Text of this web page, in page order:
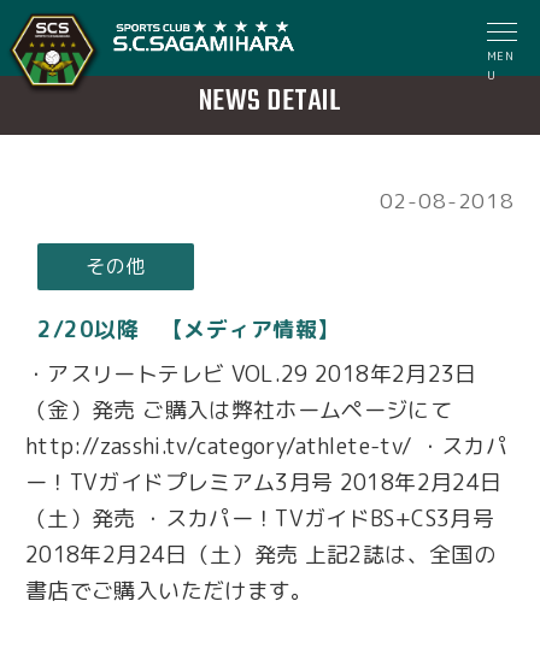
MEN
U
NEWS DETAIL
02-08-2018
その他
2/20以降 【メディア情報】
・アスリートテレビ VOL.29 2018年2月23日
（金）発売 ご購入は弊社ホームページにて
http://zasshi.tv/category/athlete-tv/ ・スカパ
ー！TVガイドプレミアム3月号 2018年2月24日
（土）発売 ・スカパー！TVガイドBS+CS3月号
2018年2月24日（土）発売 上記2誌は、全国の
書店でご購入いただけます。